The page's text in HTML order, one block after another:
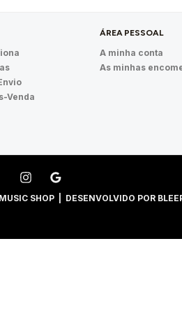
Venda
ÁREA PESSOAL
A minha conta
As minhas
SHOP | DESENVOLVIDO POR